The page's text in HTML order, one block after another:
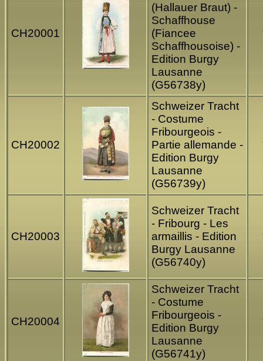
CH20001
(Hallauer Braut) -
Schaffhouse
(Fiancee
Schaffhousoise) -
Edition Burgy
Lausanne
(G56738y)
CH20002
Schweizer Tracht
- Costume
Fribourgeois -
Partie allemande -
Edition Burgy
Lausanne
(G56739y)
CH20003
Schweizer Tracht
- Fribourg - Les
armaillis - Edition
Burgy Lausanne
(G56740y)
CH20004
Schweizer Tracht
- Costume
Fribourgeois -
Edition Burgy
Lausanne
(G56741y)